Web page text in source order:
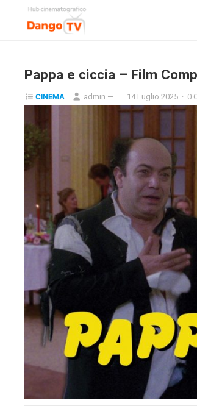
Pappa e ciccia – Film
CINEMA admin — 14 Luglio 2025 · 0